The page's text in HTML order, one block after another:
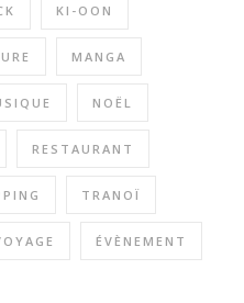
KI-OON
MANGA
NOËL
RESTAURANT
TRANOÏ
ÉVÈNEMENT